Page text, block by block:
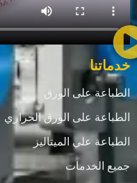
خدماتنا
الطباعة على الورق
الطباعة على الورق الحراري
الطباعة علي الميتاليز
جميع الخدمات